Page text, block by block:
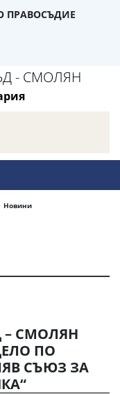
ПРАВОСЪДИЕ
- СМОЛЯН
Новини
СМОЛЯН
ПО
СЪЮЗ ЗА